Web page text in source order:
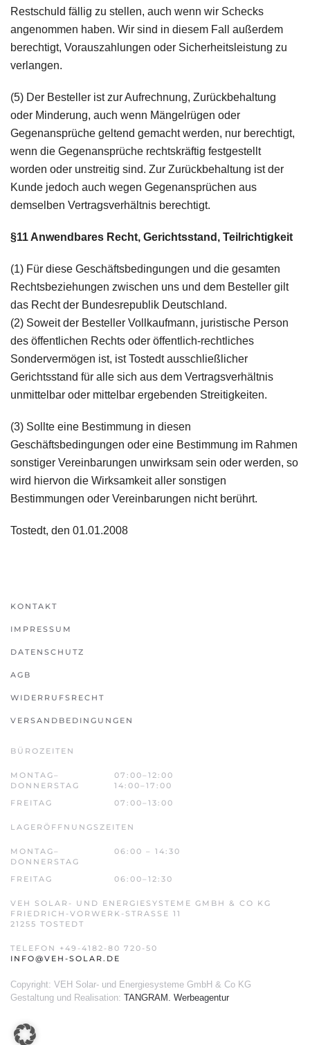
Restschuld fällig zu stellen, auch wenn wir Schecks
angenommen haben. Wir sind in diesem Fall außerdem
berechtigt, Vorauszahlungen oder Sicherheitsleistung zu
verlangen.
(5) Der Besteller ist zur Aufrechnung, Zurückbehaltung
oder Minderung, auch wenn Mängelrügen oder
Gegenansprüche geltend gemacht werden, nur berechtigt,
wenn die Gegenansprüche rechtskräftig festgestellt
worden oder unstreitig sind. Zur Zurückbehaltung ist der
Kunde jedoch auch wegen Gegenansprüchen aus
demselben Vertragsverhältnis berechtigt.
§11 Anwendbares Recht, Gerichtsstand, Teilrichtigkeit
(1) Für diese Geschäftsbedingungen und die gesamten
Rechtsbeziehungen zwischen uns und dem Besteller gilt
das Recht der Bundesrepublik Deutschland.
(2) Soweit der Besteller Vollkaufmann, juristische Person
des öffentlichen Rechts oder öffentlich-rechtliches
Sondervermögen ist, ist Tostedt ausschließlicher
Gerichtsstand für alle sich aus dem Vertragsverhältnis
unmittelbar oder mittelbar ergebenden Streitigkeiten.
(3) Sollte eine Bestimmung in diesen
Geschäftsbedingungen oder eine Bestimmung im Rahmen
sonstiger Vereinbarungen unwirksam sein oder werden, so
wird hiervon die Wirksamkeit aller sonstigen
Bestimmungen oder Vereinbarungen nicht berührt.
Tostedt, den 01.01.2008
KONTAKT
IMPRESSUM
DATENSCHUTZ
AGB
WIDERRUFSRECHT
VERSANDBEDINGUNGEN
BÜROZEITEN
MONTAG–
DONNERSTAG
07:00–12:00
14:00–17:00
FREITAG
07:00–13:00
LAGERÖFFNUNGSZEITEN
MONTAG–
DONNERSTAG
06:00 – 14:30
FREITAG 06:00–12:30
VEH SOLAR- UND ENERGIESYSTEME GMBH & CO KG
FRIEDRICH-VORWERK-STRASSE 11
21255 TOSTEDT
TELEFON +49-4182-80 720-50
INFO@VEH-SOLAR.DE
Copyright: VEH Solar- und Energiesysteme GmbH & Co KG
Gestaltung und Realisation: TANGRAM. Werbeagentur